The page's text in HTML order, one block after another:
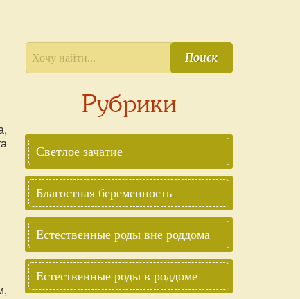
Поиск
Рубрики
Светлое зачатие
Благостная беременность
Естественные роды вне роддома
Естественные роды в роддоме